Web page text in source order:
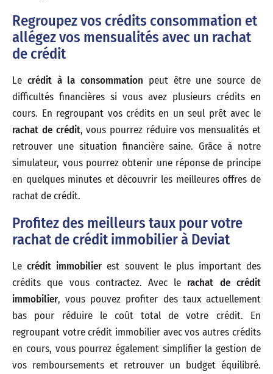
Regroupez vos crédits consommation et
allégez vos mensualités avec un rachat
de crédit
Le crédit à la consommation peut être une source de
difficultés financières si vous avez plusieurs crédits en
cours. En regroupant vos crédits en un seul prêt avec le
rachat de crédit, vous pourrez réduire vos mensualités et
retrouver une situation financière saine. Grâce à notre
simulateur, vous pourrez obtenir une réponse de principe
en quelques minutes et découvrir les meilleures offres de
rachat de crédit.
Profitez des meilleurs taux pour votre
rachat de crédit immobilier à Deviat
Lecrédit immobilier est souvent le plus important des
crédits que vous contractez. Avec le rachat de crédit
immobilier, vous pouvez profiter des taux actuellement
bas pour réduire le coût total de votre crédit. En
regroupant votre crédit immobilier avec vos autres crédits
en cours, vous pourrez également simplifier la gestion de
vos remboursements et retrouver un budget équilibré.